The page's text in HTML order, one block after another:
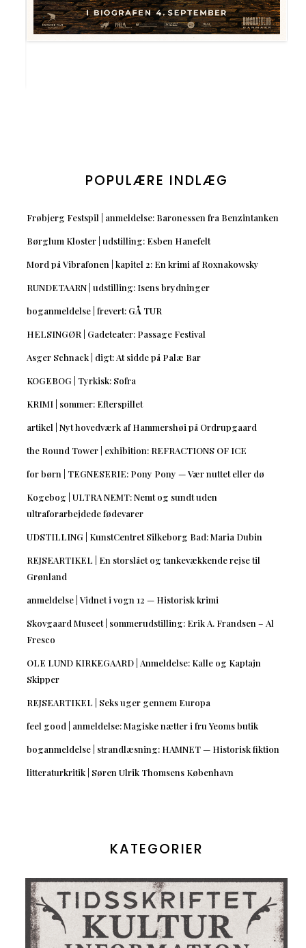
POPULÆRE INDLÆG
Frøbjerg Festspil | anmeldelse: Baronessen fra Benzintanken
Børglum Kloster | udstilling: Esben Hanefelt
Mord på Vibrafonen | kapitel 2: En krimi af Roxnakowsky
RUNDETAARN | udstilling: Isens brydninger
boganmeldelse | frevert: GÅ TUR
HELSINGØR | Gadeteater: Passage Festival
Asger Schnack | digt: At sidde på Palæ Bar
KOGEBOG | Tyrkisk: Sofra
KRIMI | sommer: Efterspillet
artikel | Nyt hovedværk af Hammershøi på Ordrupgaard
the Round Tower | exhibition: REFRACTIONS OF ICE
for børn | TEGNESERIE: Pony Pony — Vær nuttet eller dø
Kogebog | ULTRA NEMT: Nemt og sundt uden
ultraforarbejdede fødevarer
UDSTILLING | KunstCentret Silkeborg Bad: Maria Dubin
REJSEARTIKEL | En storslået og tankevækkende rejse til
Grønland
anmeldelse | Vidnet i vogn 12 — Historisk krimi
Skovgaard Museet | sommerudstilling: Erik A. Frandsen – Al
Fresco
OLE LUND KIRKEGAARD | Anmeldelse: Kalle og Kaptajn
Skipper
REJSEARTIKEL | Seks uger gennem Europa
feel good | anmeldelse: Magiske nætter i fru Yeoms butik
boganmeldelse | strandlæsning: HAMNET — Historisk fiktion
litteraturkritik | Søren Ulrik Thomsens København
KATEGORIER